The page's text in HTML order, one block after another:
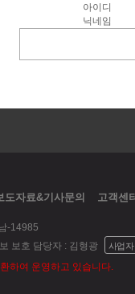
아이디
닉네임
도자료&기사문의 고객센
-14985
보호 담당자 : 김형광
사업
하여 운영하고 있습니다.